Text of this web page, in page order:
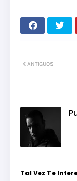
ANTIGUOS
Tal Vez Te